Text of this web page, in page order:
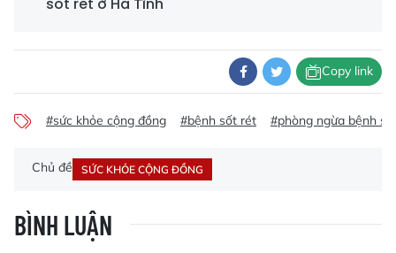
Copy link
#sức khỏe cộng đồng #bệnh sốt rét #phòng ngừa bệnh
Chủ đề SỨC KHỎE CỘNG ĐỒNG
BÌNH LUẬN